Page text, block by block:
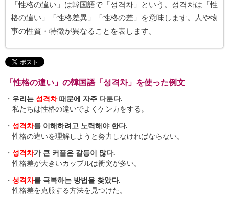
「性格の違い」は韓国語で「성격차」という。성격차は「性
格の違い」「性格差異」「性格の差」を意味します。人や物
事の性質・特徴が異なることを表します。
「性格の違い」の韓国語「성격차」を使った例文
・ 우리는 성격차때문에 자주 다툰다.
私たちは性格の違いでよくケンカをする。
・ 성격차를 이해하려고 노력해야 한다.
性格の違いを理解しようと努力しなければならない。
・ 성격차가 큰 커플은 갈등이 많다.
性格差が大きいカップルは衝突が多い。
・ 성격차를 극복하는 방법을 찾았다.
性格差を克服する方法を見つけた。